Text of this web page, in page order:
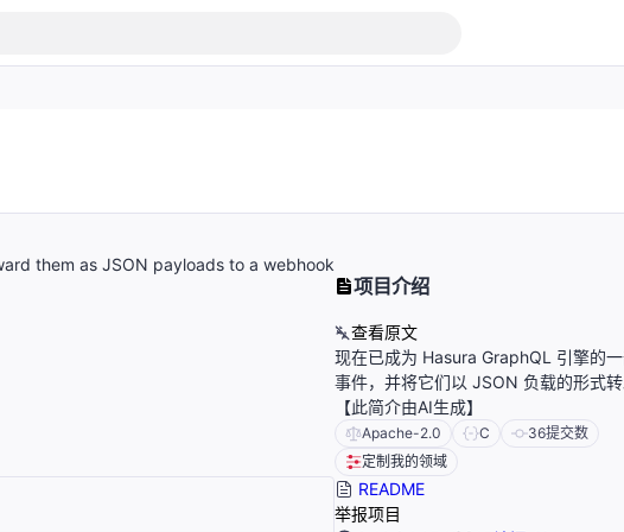
them as JSON payloads to a webhook
项目介绍
查看原文
现在已成为 Hasura GraphQL 引擎的
事件，并将它们以 JSON 负载的形式
【此简介由AI生成】
Apache-2.0 C 36提交数
定制我的领域
README
举报项目